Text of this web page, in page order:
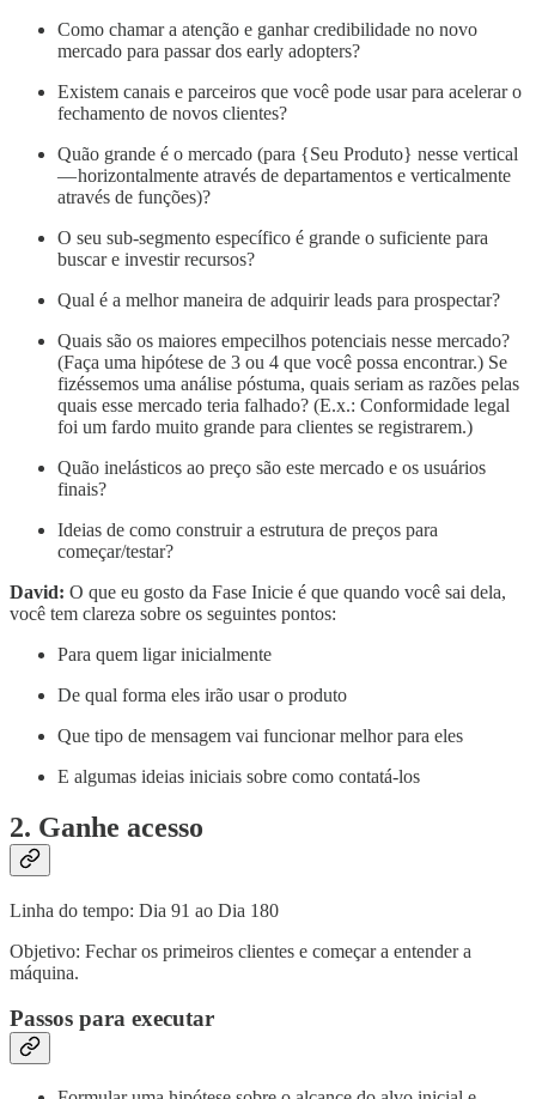
Como chamar a atenção e ganhar credibilidade no novo
mercado para passar dos early adopters?
Existem canais e parceiros que você pode usar para acelerar o
fechamento de novos clientes?
Quão grande é o mercado (para {Seu Produto} nesse vertical
— horizontalmente através de departamentos e verticalmente
através de funções)?
O seu sub-segmento específico é grande o suficiente para
buscar e investir recursos?
Qual é a melhor maneira de adquirir leads para prospectar?
Quais são os maiores empecilhos potenciais nesse mercado?
(Faça uma hipótese de 3 ou 4 que você possa encontrar.) Se
fizéssemos uma análise póstuma, quais seriam as razões pelas
quais esse mercado teria falhado? (E.x.: Conformidade legal
foi um fardo muito grande para clientes se registrarem.)
Quão inelásticos ao preço são este mercado e os usuários
finais?
Ideias de como construir a estrutura de preços para
começar/testar?
David: O que eu gosto da Fase Inicie é que quando você sai dela,
você tem clareza sobre os seguintes pontos:
Para quem ligar inicialmente
De qual forma eles irão usar o produto
Que tipo de mensagem vai funcionar melhor para eles
E algumas ideias iniciais sobre como contatá-los
2. Ganhe acesso
Linha do tempo: Dia 91 ao Dia 180
Objetivo: Fechar os primeiros clientes e começar a entender a
máquina.
Passos para executar